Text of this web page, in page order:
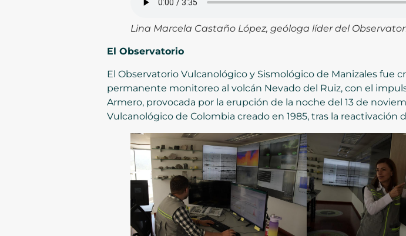
Lina Marcela Castaño López, geóloga líder del
El Observatorio
El Observatorio Vulcanológico y Sismológico de Manizales fue
permanente monitoreo al volcán Nevado del Ruiz, con el
Armero, provocada por la erupción de la noche del 13 de
Vulcanológico de Colombia creado en 1985, tras la reactivación